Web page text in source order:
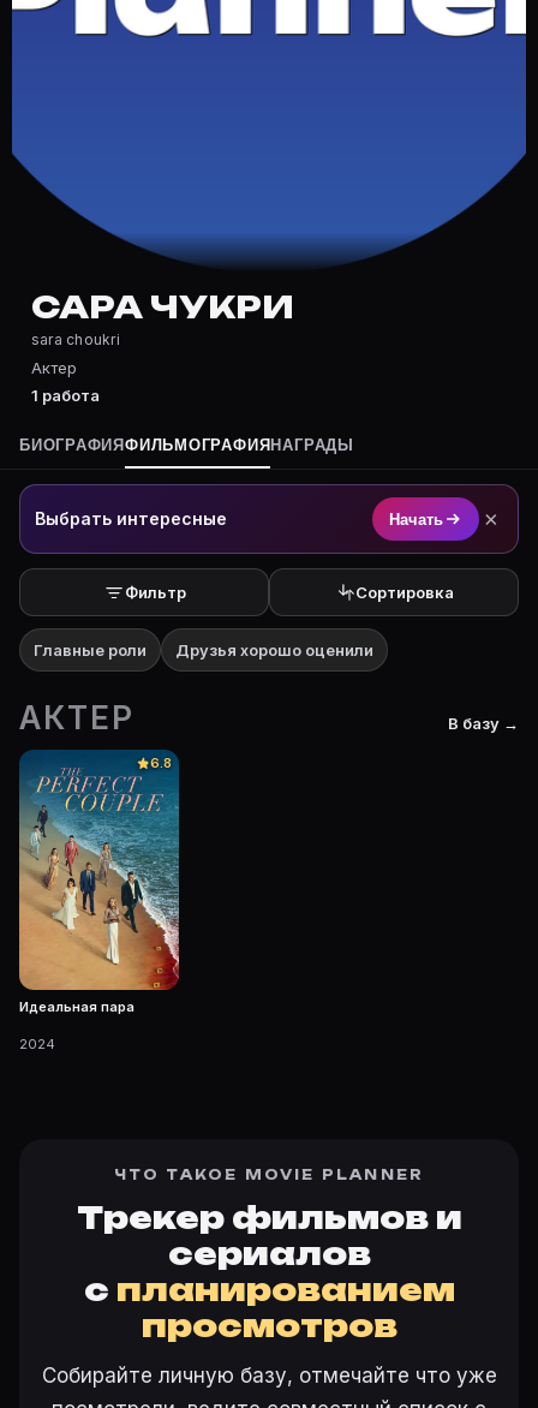
Где снимался Сара Чукри?
Сара Чукри — актёр. Биография и роли на карточке
Где открыть фильмографию Сара Чукри?
На Movie Planner: https://movie-planner.ru/s/
САРА ЧУКРИ
sara choukri
Актер
1 работа
БИОГРАФИЯФИЛЬМОГРАФИЯ НАГРАДЫ
Выбрать интересные Начать ×
Фильтр Сортировка
Главные роли Друзья хорошо оценили
АКТЕР В базу →
6.8
Идеальная пара
2024
ЧТО ТАКОЕ MOVIE PLANNER
Трекер фильмов и
сериалов
с планированием
просмотров
Собирайте личную базу, отмечайте что уже